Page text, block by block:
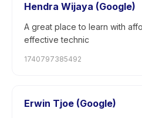
Hendra Wijaya (Google)
A great place to learn with
effective technic
1740797385492
Erwin Tjoe (Google)